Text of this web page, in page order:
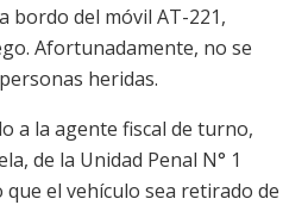
bordo del móvil AT-221,
Afortunadamente, no se
heridas.
a la agente fiscal de turno,
de la Unidad Penal N° 1
el vehículo sea retirado de